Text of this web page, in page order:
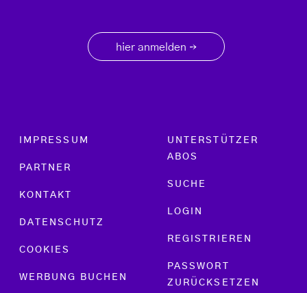
hier anmelden →
Footer menu
IMPRESSUM
PARTNER
KONTAKT
DATENSCHUTZ
COOKIES
WERBUNG BUCHEN
UNTERSTÜTZER
ABOS
SUCHE
LOGIN
REGISTRIEREN
PASSWORT
ZURÜCKSETZEN